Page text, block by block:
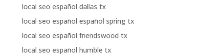
local seo español dallas tx
local seo español español spring tx
local seo español friendswood tx
local seo español humble tx